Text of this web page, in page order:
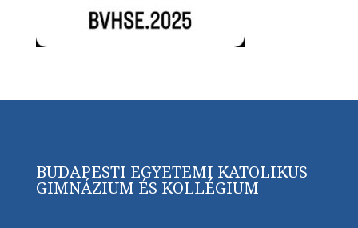
BUDAPESTI EGYETEMI KATOLIKUS
GIMNÁZIUM ÉS KOLLÉGIUM